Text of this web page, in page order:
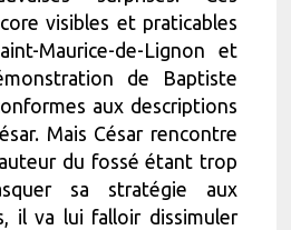
visibles et praticables
Maurice-de-Lignon et
de Baptiste
aux descriptions
Mais César rencontre
du fossé étant trop
sa stratégie aux
il va lui falloir dissimuler